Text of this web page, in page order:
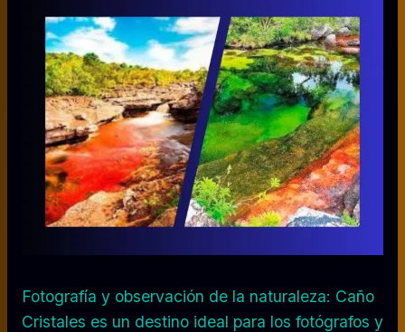
Fotografía y observación de la naturaleza: Caño
Cristales es un destino ideal para los fotógrafos y